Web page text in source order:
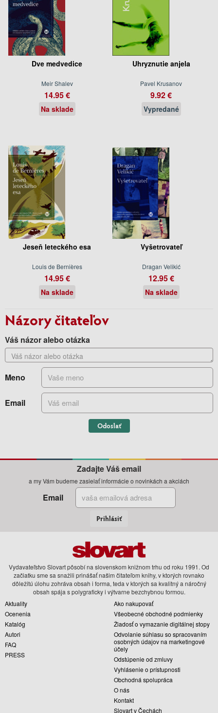
Dve medvedice
Meir Shalev
14.95 €
Na sklade
Uhryznutie anjela
Pavel Krusanov
9.92 €
Vypredané
Jeseň leteckého esa
Louis de Bernières
14.95 €
Na sklade
Vyšetrovateľ
Dragan Velikić
12.95 €
Na sklade
Názory čitateľov
Váš názor alebo otázka
Meno
Email
Odoslať
Zadajte Váš email
a my Vám budeme zasielať informácie o novinkách a akciách
Email
Prihlásiť
Vydavateľstvo Slovart pôsobí na slovenskom knižnom trhu od roku 1991. Od
začiatku sme sa snažili prinášať našim čitateľom knihy, v ktorých rovnako
dôležitú úlohu zohráva obsah i forma, teda v ktorých sa kvalitný a náročný
obsah spája s polygraficky i výtvarne bezchybnou formou.
Aktuality
Ocenenia
Katalóg
Autori
FAQ
PRESS
Ako nakupovať
Všeobecné obchodné podmienky
Žiadosť o vymazanie digitálnej stopy
Odvolanie súhlasu so spracovaním
osobných údajov na marketingové
účely
Odstúpenie od zmluvy
Vyhlásenie o prístupnosti
Obchodná spolupráca
O nás
Kontakt
Slovart v Čechách